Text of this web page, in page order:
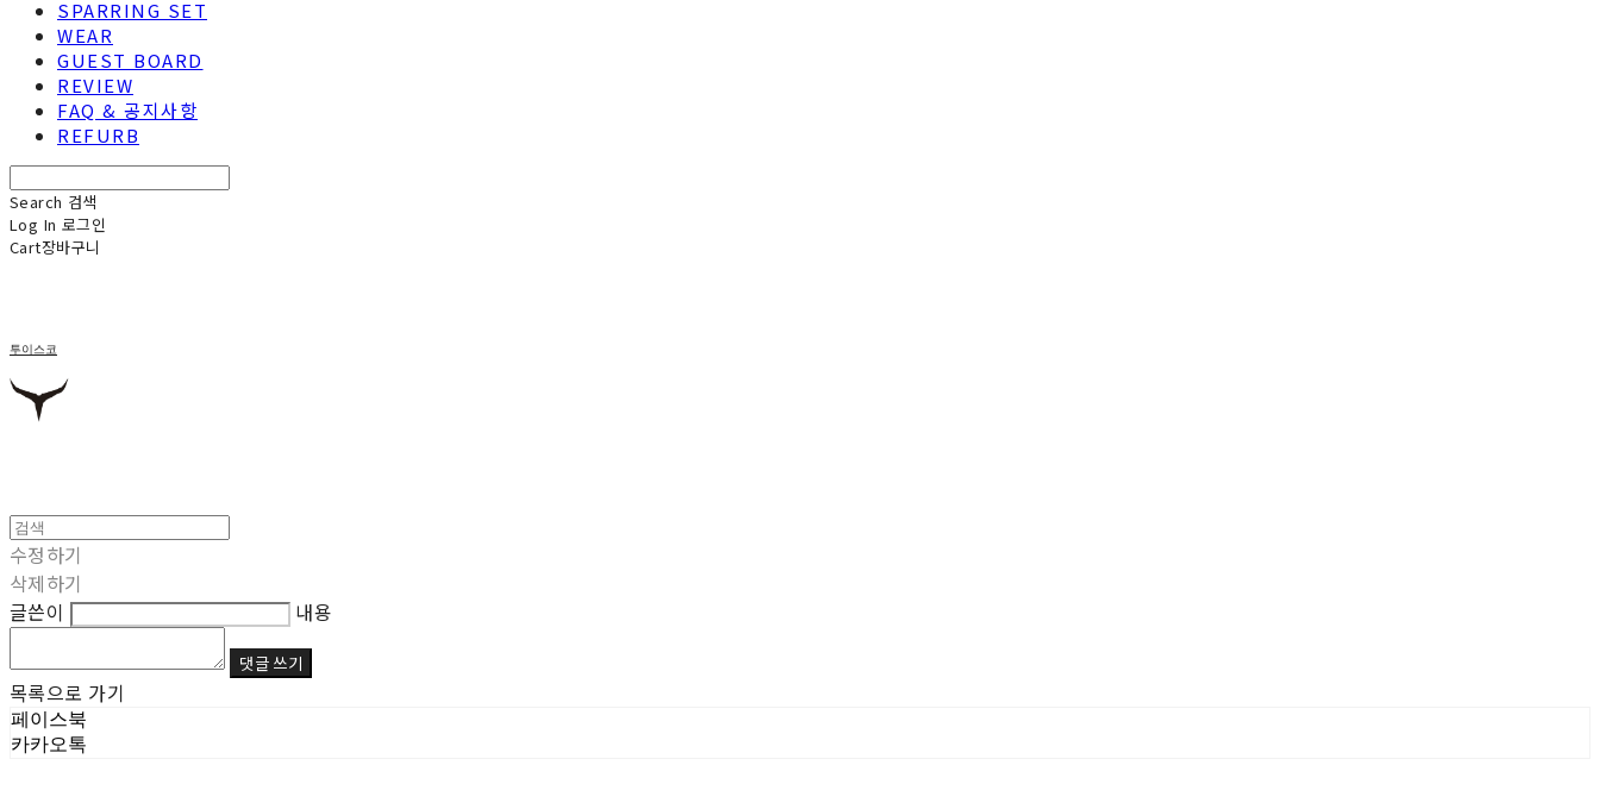
SPARRING SET
WEAR
GUEST BOARD
REVIEW
FAQ & 공지사항
REFURB
Search 검색
Log In 로그인
Cart장바구니
투이스코
수정하기
삭제하기
글쓴이
내용
댓글 쓰기
목록으로 가기
페이스북
카카오톡